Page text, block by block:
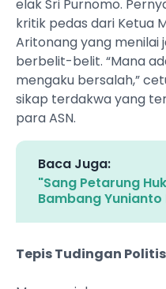
elak Sri Purnomo.
kritik pedas dari Ketua
Aritonang yang
berbelit-belit. “Mana
mengaku bersalah,”
sikap terdakwa yang
para ASN.
Baca Juga:
"Sang Petarung
Bambang
Tepis Tudingan